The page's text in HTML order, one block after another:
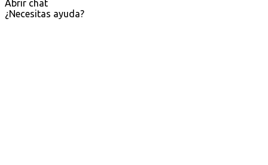
Abrir chat
¿Necesitas ayuda?